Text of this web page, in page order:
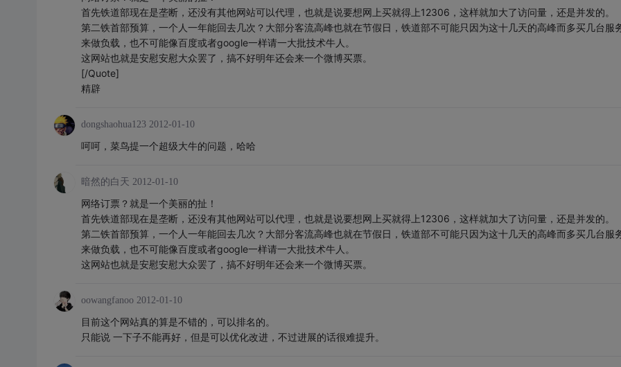
首先铁道部现在是垄断，还没有其他网站可以代理，也就是说要想网上买就得上12306，这样就加大了访问量，还是并发的。
第二铁首部预算，一个人一年能回去几次？大部分客流高峰也就在节假日，铁道部不可能只因为这十几天的高峰而多买几台服
来做负载，也不可能像百度或者google一样请一大批技术牛人。
这网站也就是安慰安慰大众罢了，搞不好明年还会来一个微博买票。
[/Quote]
精辟
dongshaohua123 2012-01-10
呵呵，菜鸟提一个超级大牛的问题，哈哈
暗然的白天 2012-01-10
网络订票？就是一个美丽的扯！
首先铁道部现在是垄断，还没有其他网站可以代理，也就是说要想网上买就得上12306，这样就加大了访问量，还是并发的。
第二铁首部预算，一个人一年能回去几次？大部分客流高峰也就在节假日，铁道部不可能只因为这十几天的高峰而多买几台服
来做负载，也不可能像百度或者google一样请一大批技术牛人。
这网站也就是安慰安慰大众罢了，搞不好明年还会来一个微博买票。
oowangfanoo 2012-01-10
目前这个网站真的算是不错的，可以排名的。
只能说 一下子不能再好，但是可以优化改进，不过进展的话很难提升。